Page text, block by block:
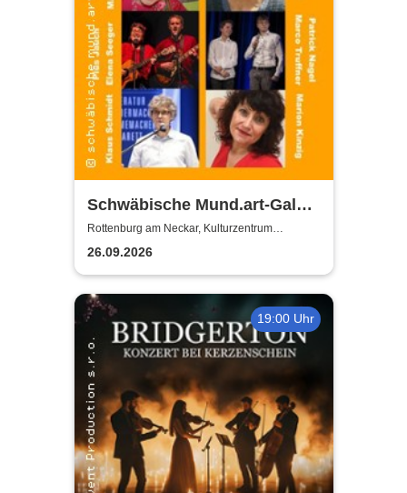
Schwäbische Mund.art-Gala -
Blaupreisträger*innen von
2002 bis 2025
Rottenburg am Neckar, Kulturzentrum
Zehntscheuer
26.09.2026
19:00 Uhr